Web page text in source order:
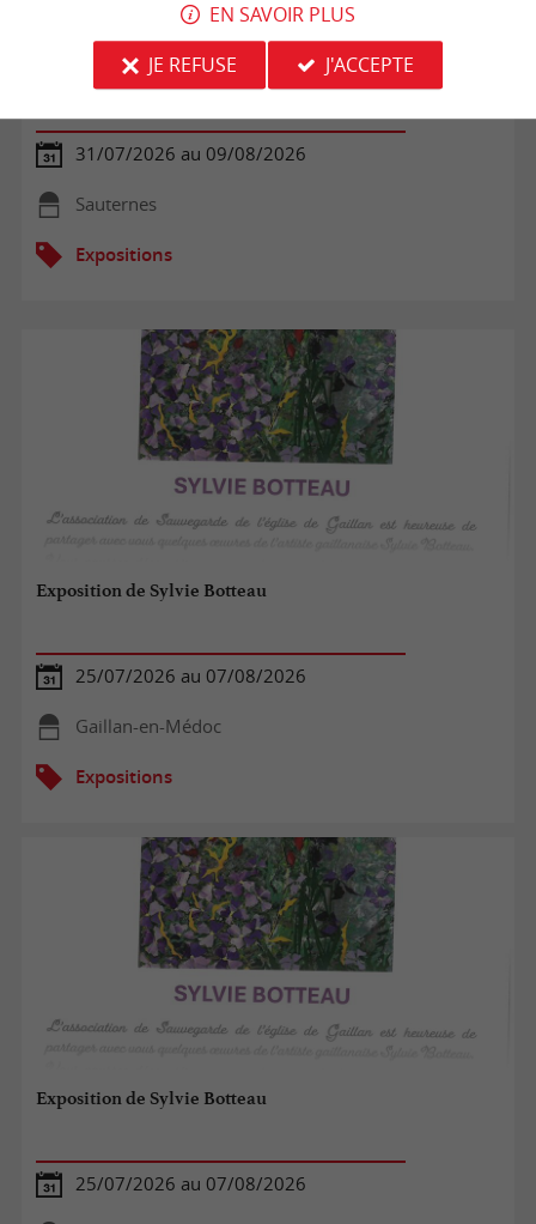
Exposition Artistes dans la vigne
31/07/2026 au 09/08/2026
Sauternes
Expositions
Exposition de Sylvie Botteau
25/07/2026 au 07/08/2026
Gaillan-en-Médoc
Expositions
Exposition de Sylvie Botteau
25/07/2026 au 07/08/2026
EN SAVOIR PLUS
JE REFUSE
J'ACCEPTE